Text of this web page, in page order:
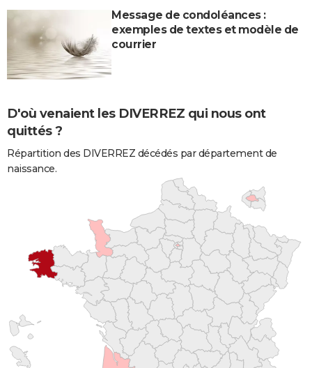
Message de condoléances :
exemples de textes et modèle de
courrier
D'où venaient les DIVERREZ qui nous ont
quittés ?
Répartition des DIVERREZ décédés par département de
naissance.